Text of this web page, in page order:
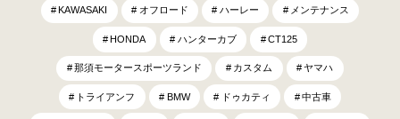
KAWASAKI オフロード ハーレー メンテナンス
HONDA ハンターカブ CT125
那須モータースポーツランド カスタム ヤマハ
トライアンフ BMW ドゥカティ 中古車